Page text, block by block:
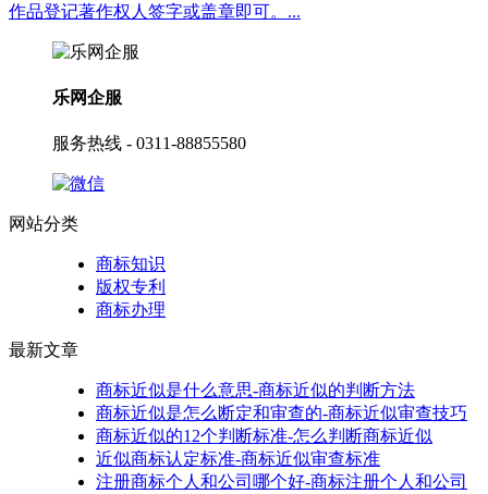
作品登记著作权人签字或盖章即可。...
乐网企服
服务热线 - 0311-88855580
网站分类
商标知识
版权专利
商标办理
最新文章
商标近似是什么意思-商标近似的判断方法
商标近似是怎么断定和审查的-商标近似审查技巧
商标近似的12个判断标准-怎么判断商标近似
近似商标认定标准-商标近似审查标准
注册商标个人和公司哪个好-商标注册个人和公司